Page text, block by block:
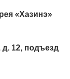
«Хазинэ»
12, подъезд